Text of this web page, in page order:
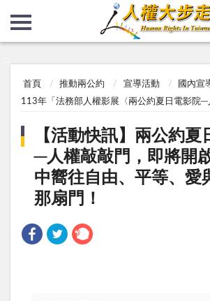
首頁 推動兩公約 宣導活動
國內宣
113年「法務部人權影展〈兩公約夏日電影院─
【活動快訊】兩公約夏
─人權敲敲門，即將開
中嚮往自由、平等、愛
那扇門！